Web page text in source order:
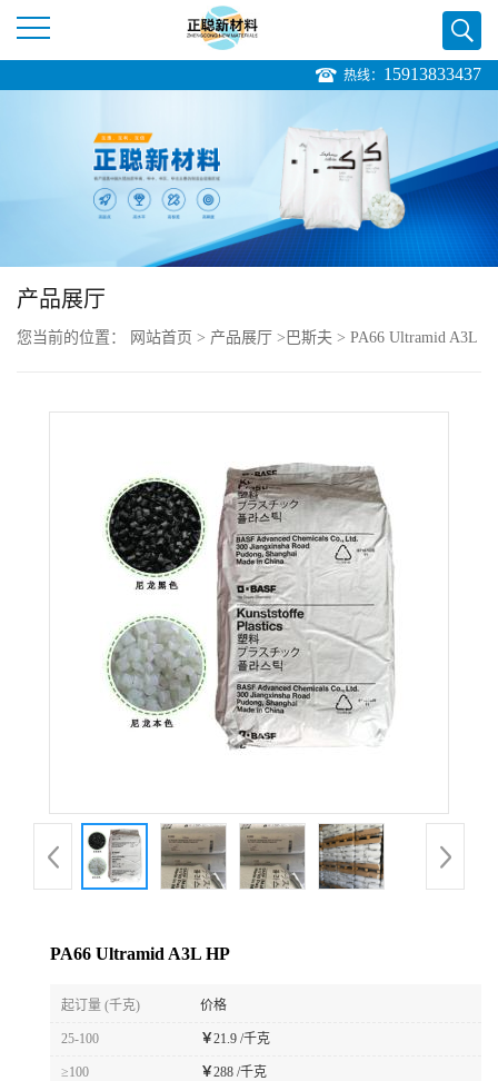
公
品
展
热线： 15913833437
产品展厅
您当前的位置： 网站首页 > 产品展厅 > 巴斯夫 > PA66 Ultramid A3L
PA66 Ultramid A3L HP
起订量 (千克) 价格
25-100 ￥21.9 /千克
≥100 ￥288 /千克